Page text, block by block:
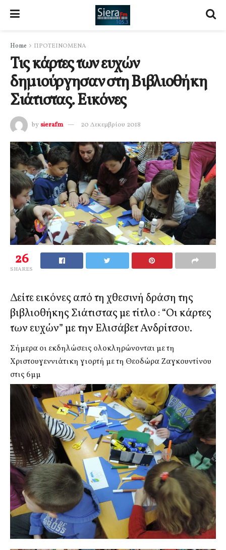
Home ΠΡΟΤΕΙΝΟΜΕΝΑ
Τις κάρτες των ευχών
δημιούργησαν στη Βιβλιοθήκη
Σιάτιστας. Εικόνες
by sierafm 20 Δεκεμβρίου 2018
26
SHARES
Δείτε εικόνες από τη χθεσινή δράση της
βιβλιοθήκης Σιάτιστας με τίτλο : “Οι κάρτες
των ευχών” με την Ελισάβετ Ανδρίτσου.
Σήμερα οι εκδηλώσεις ολοκληρώνονται με τη
Χριστουγεννιάτικη γιορτή με τη Θεοδώρα Ζαγκουντίνου
στις 6μμ